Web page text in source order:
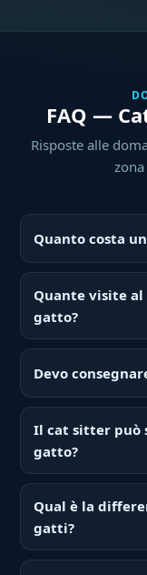
FAQ —
Risposte alle
Quanto costa
Quante visite
gatto?
Devo
Il cat sitter può
gatto?
Qual è la
gatti?